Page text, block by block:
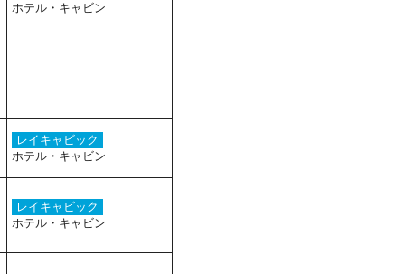
ホテル・キャビン
レイキャビック
ホテル・キャビン
レイキャビック
ホテル・キャビン